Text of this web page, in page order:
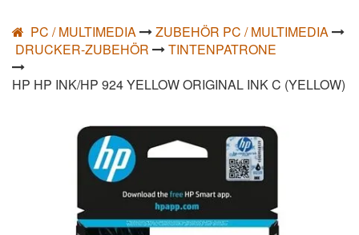
PC / MULTIMEDIA
ZUBEHÖR PC / MULTIMEDIA
DRUCKER-ZUBEHÖR
TINTENPATRONE
HP HP INK/HP 924 YELLOW ORIGINAL INK C (YELLOW)